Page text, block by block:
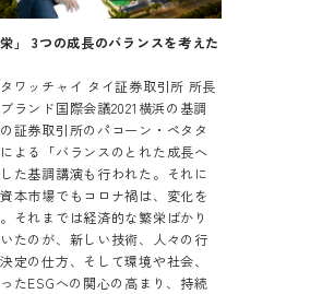
栄」 3つの成長のバランスを考えた
ワッチャイ タイ証券取引所 所長
ランド国際会議2021横浜の基調
証券取引所のパコーン・ペタタ
よる「バランスのとれた成長へ
た基調講演も行われた。それに
本市場でもコロナ禍は、変化を
それまでは経済的な繁栄ばかり
たのが、新しい技術、人々の行
定の仕方、そして環境や社会、
たESGへの関心の高まり、持続